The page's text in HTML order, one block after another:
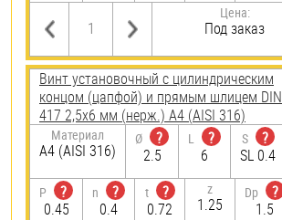
Цена:
Под заказ
Винт установочный с цилиндрическим
концом (цапфой) и прямым шлицем DIN
417 2,5х6 мм (нерж.) A4 (AISI 316)
Материал
A4 (AISI 316)
Ø
?
2.5
L
?
6
S
?
SL 0.4
P
?
0.45
n
?
0.4
t
?
0.72
z
1.25
Dp
?
1.5